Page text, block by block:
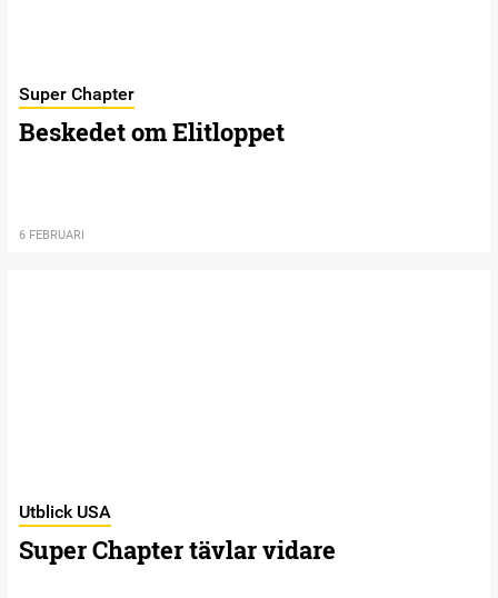
Super Chapter
Beskedet om Elitloppet
6 FEBRUARI
Utblick USA
Super Chapter tävlar vidare